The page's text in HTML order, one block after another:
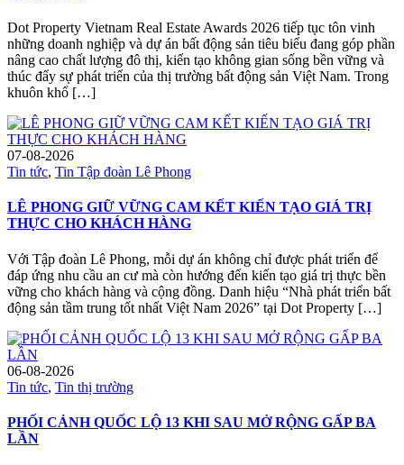
Dot Property Vietnam Real Estate Awards 2026 tiếp tục tôn vinh
những doanh nghiệp và dự án bất động sản tiêu biểu đang góp phần
nâng cao chất lượng đô thị, kiến tạo không gian sống bền vững và
thúc đẩy sự phát triển của thị trường bất động sản Việt Nam. Trong
khuôn khổ […]
07-08-2026
Tin tức, Tin Tập đoàn Lê Phong
LÊ PHONG GIỮ VỮNG CAM KẾT KIẾN TẠO GIÁ TRỊ
THỰC CHO KHÁCH HÀNG
Với Tập đoàn Lê Phong, mỗi dự án không chỉ được phát triển để
đáp ứng nhu cầu an cư mà còn hướng đến kiến tạo giá trị thực bền
vững cho khách hàng và cộng đồng. Danh hiệu “Nhà phát triển bất
động sản tầm trung tốt nhất Việt Nam 2026” tại Dot Property […]
06-08-2026
Tin tức, Tin thị trường
PHỐI CẢNH QUỐC LỘ 13 KHI SAU MỞ RỘNG GẤP BA
LẦN